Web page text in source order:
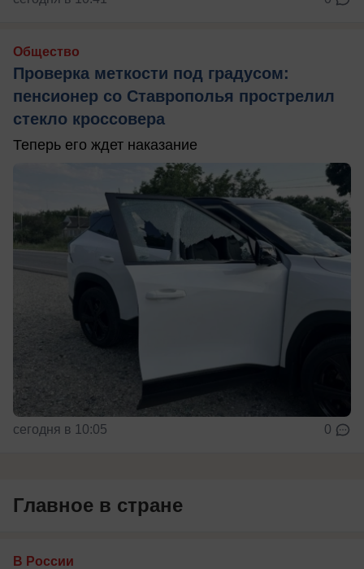
Общество
Проверка меткости под градусом:
пенсионер со Ставрополья прострелил
стекло кроссовера
Теперь его ждет наказание
сегодня в 10:05 0
Главное в стране
В России